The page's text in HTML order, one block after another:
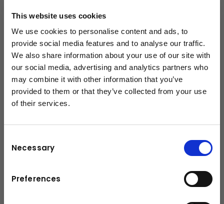
This website uses cookies
We use cookies to personalise content and ads, to
provide social media features and to analyse our traffic.
We also share information about your use of our site with
our social media, advertising and analytics partners who
may combine it with other information that you’ve
provided to them or that they’ve collected from your use
of their services.
Selection
Necessary
Preferences
Powerscreen Powertrak 750
Durchsatzleistung
600 Tonnen pro Stunde
Vorsiebe Details
schließen